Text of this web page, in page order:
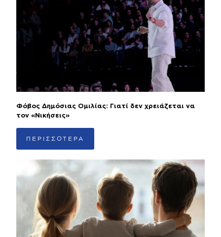
Φόβος Δημόσιας Ομιλίας: Γιατί δεν χρειάζεται να
τον «Νικήσεις»
ΠΕΡΙΣΣΟΤΕΡΑ